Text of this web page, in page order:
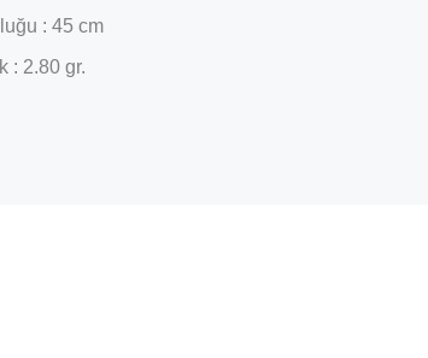
: 45 cm
: 2.80 gr.